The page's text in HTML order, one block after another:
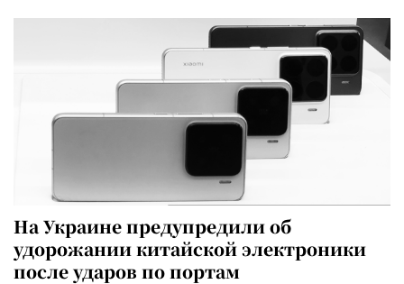
На Украине предупредили об
удорожании китайской электроники
после ударов по портам